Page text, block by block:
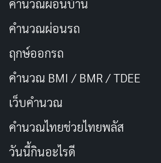
คำนวณผ่อนบ้าน
คำนวณผ่อนรถ
ฤกษ์ออกรถ
คำนวณ BMI / BMR / TDEE
เว็บคํานวณ
คํานวณไทยช่วยไทยพลัส
วันนี้กินอะไรดี